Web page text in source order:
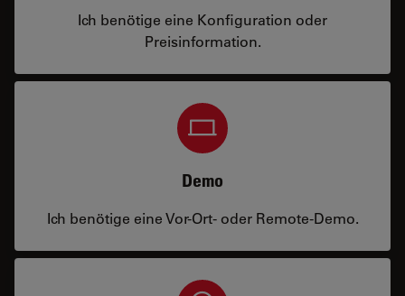
Ich benötige eine Konfiguration oder
Preisinformation.
Demo
Ich benötige eine Vor-Ort- oder Remote-Demo.